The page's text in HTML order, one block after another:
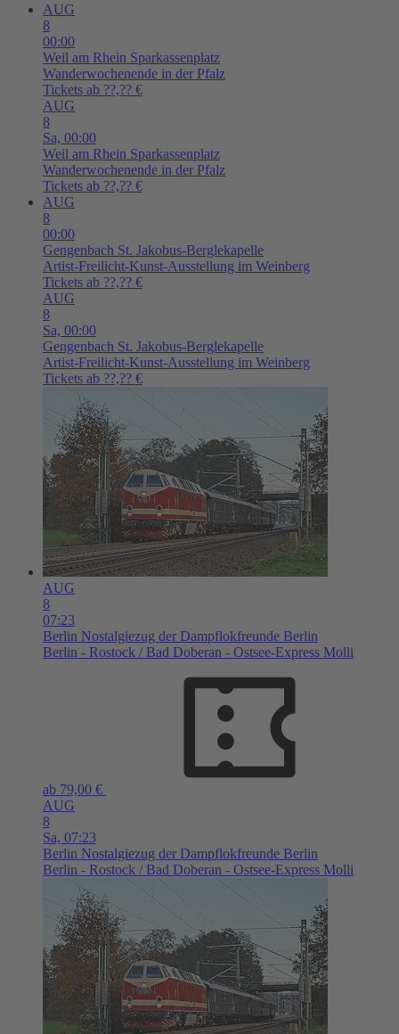
AUG
8
00:00
Weil am Rhein Sparkassenplatz
Wanderwochenende in der Pfalz
Tickets ab ??,?? €
AUG
8
Sa, 00:00
Weil am Rhein Sparkassenplatz
Wanderwochenende in der Pfalz
Tickets ab ??,?? €
AUG
8
00:00
Gengenbach St. Jakobus-Berglekapelle
Artist-Freilicht-Kunst-Ausstellung im Weinberg
Tickets ab ??,?? €
AUG
8
Sa, 00:00
Gengenbach St. Jakobus-Berglekapelle
Artist-Freilicht-Kunst-Ausstellung im Weinberg
Tickets ab ??,?? €
AUG
8
07:23
Berlin Nostalgiezug der Dampflokfreunde Berlin
Berlin - Rostock / Bad Doberan - Ostsee-Express Molli
ab 79,00 €
AUG
8
Sa, 07:23
Berlin Nostalgiezug der Dampflokfreunde Berlin
Berlin - Rostock / Bad Doberan - Ostsee-Express Molli